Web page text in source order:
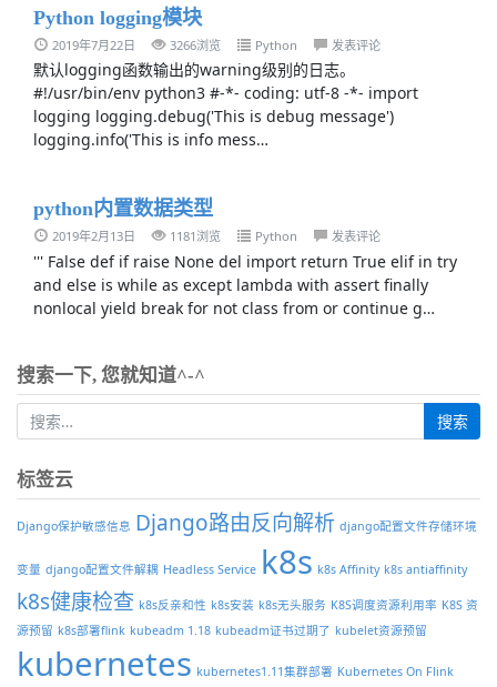
Python logging模块
2019年7月22日 3266浏览 Python 发表评论
默认logging函数输出的warning级别的日志。
#!/usr/bin/env python3 #-*- coding: utf-8 -*- import
logging logging.debug('This is debug message')
logging.info('This is info mess…
python内置数据类型
2019年2月13日 1181浏览 Python 发表评论
''' False def if raise None del import return True elif in try
and else is while as except lambda with assert finally
nonlocal yield break for not class from or continue g…
搜索一下, 您就知道^-^
标签云
Django保护敏感信息 Django路由反向解析 django配置文件存储环境
变量 django配置文件解耦 Headless Service k8s k8s Affinity k8s antiaffinity
k8s健康检查 k8s反亲和性 k8s安装 k8s无头服务 K8S调度资源利用率 K8S 资
源预留 k8s部署flink kubeadm 1.18 kubeadm证书过期了 kubelet资源预留
kubernetes kubernetes1.11集群部署 Kubernetes On Flink